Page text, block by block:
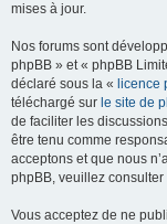
mises à jour.
Nos forums sont
phpBB » et « phpBB
déclaré sous la « licence
téléchargé sur le site de
de faciliter les
être tenu comme
acceptons et que nous
phpBB, veuillez consulter
Vous acceptez de ne